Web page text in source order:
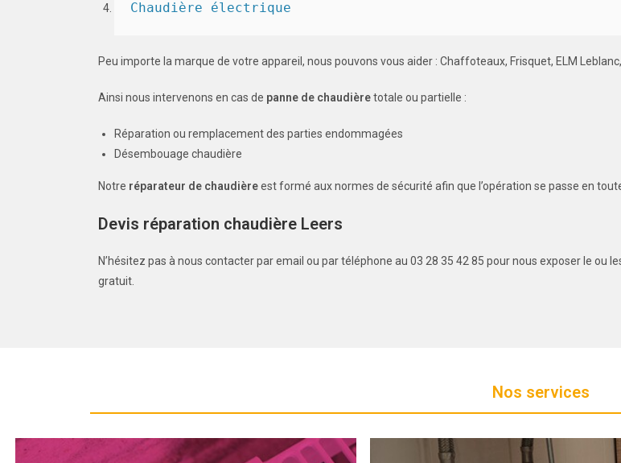
Chaudière électrique
Peu importe la marque de votre appareil, nous pouvons vous aider : Chaffoteaux, Frisquet, ELM
Ainsi nous intervenons en cas de panne de chaudièretotale ou partielle :
Réparation ou remplacement des parties endommagées
Désembouage chaudière
Notre réparateur de chaudièreest formé aux normes de sécurité afin que l’opération se passe en
Devis réparation chaudière Leers
N’hésitez pas à nous contacter par email ou par téléphone au 03 28 35 42 85 pour nous exposer le ou
gratuit.
Nos services